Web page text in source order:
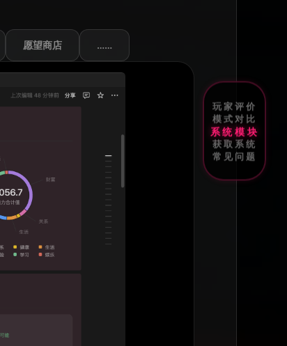
玩家评价
模式对比
系统模块
获取系统
常见问题
一个月都像打了鸡血一样，目标感很清晰，不知
向在走，更容易达到目标吧，这才是这个模板
了你的模板而且，简直是买了你的整个学习方
力太强了，这几天研究模板，真心感觉是天花板
拿去开发一个新的app，功能强大。把我想要的
”
模板真的做的好优秀，是真的用心在做，应用
其它up主，发个模板万年不更新，因为他们自己
愿望商店 ……